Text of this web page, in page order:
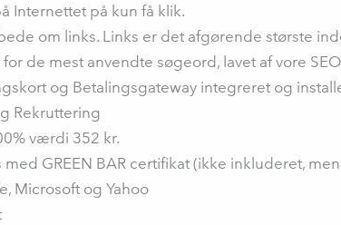
Internettet på kun få klik.
om links. Links er det afgørende største
de mest anvendte søgeord, lavet af vore
og Betalingsgateway integreret og
Rekruttering
værdi 352 kr.
GREEN BAR certifikat (ikke inkluderet,
Microsoft og Yahoo